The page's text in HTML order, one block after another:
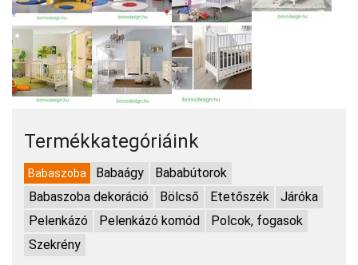
Termékkategóriáink
Babaszoba Babaágy
Bababútorok
Babaszoba dekoráció
Bölcső Etetőszék
Járóka
Pelenkázó
Pelenkázó komód
Polcok, fogasok
Szekrény